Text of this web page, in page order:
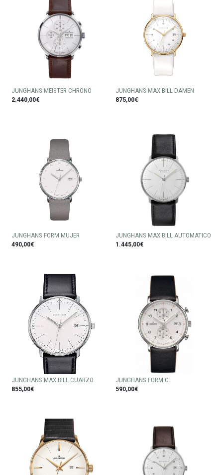
JUNGHANS MEISTER CHRONO
2.440,00€
JUNGHANS MAX BILL DAMEN
875,00€
JUNGHANS FORM MUJER
490,00€
JUNGHANS MAX BILL AUTOMATICO
1.445,00€
JUNGHANS MAX BILL CUARZO
855,00€
JUNGHANS FORM C
590,00€